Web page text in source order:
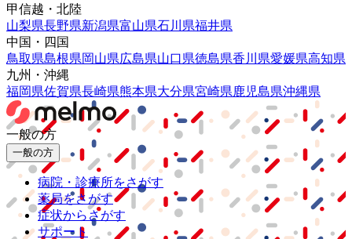
甲信越・北陸
山梨県長野県新潟県富山県石川県福井県
中国・四国
鳥取県島根県岡山県広島県山口県徳島県香川県愛媛県高知県
九州・沖縄
福岡県佐賀県長崎県熊本県大分県宮崎県鹿児島県沖縄県
一般の方
一般の方
病院・診療所をさがす
薬局をさがす
症状からさがす
サポート